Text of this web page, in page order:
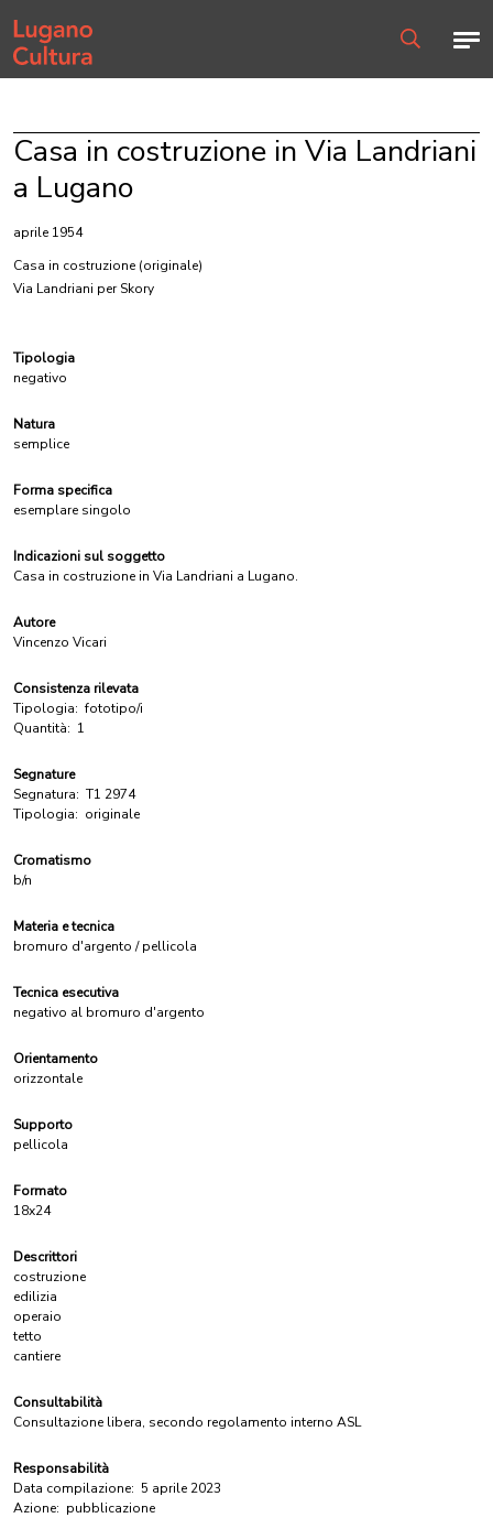
Home page
Casa in costruzione in Via Landriani
a Lugano
aprile 1954
Casa in costruzione (originale)
Via Landriani per Skory
Tipologia
negativo
Natura
semplice
Forma specifica
esemplare singolo
Indicazioni sul soggetto
Casa in costruzione in Via Landriani a Lugano.
Autore
Vincenzo Vicari
Consistenza rilevata
Tipologia: fototipo/i
Quantità: 1
Segnature
Segnatura: T1 2974
Tipologia: originale
Cromatismo
b/n
Materia e tecnica
bromuro d'argento / pellicola
Tecnica esecutiva
negativo al bromuro d'argento
Orientamento
orizzontale
Supporto
pellicola
Formato
18x24
Descrittori
costruzione
edilizia
operaio
tetto
cantiere
Consultabilità
Consultazione libera, secondo regolamento interno ASL
Responsabilità
Data compilazione: 5 aprile 2023
Azione: pubblicazione